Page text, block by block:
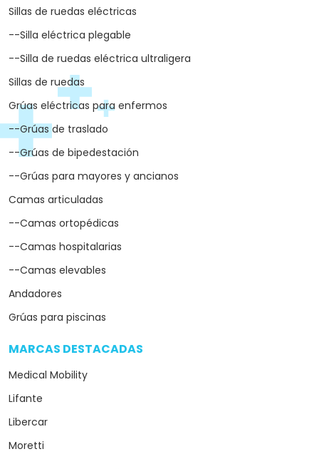
Sillas de ruedas eléctricas
--Silla eléctrica plegable
--Silla de ruedas eléctrica ultraligera
Sillas de ruedas
Grúas eléctricas para enfermos
--Grúas de traslado
--Grúas de bipedestación
--Grúas para mayores y ancianos
Camas articuladas
--Camas ortopédicas
--Camas hospitalarias
--Camas elevables
Andadores
Grúas para piscinas
MARCAS DESTACADAS
Medical Mobility
Lifante
Libercar
Moretti